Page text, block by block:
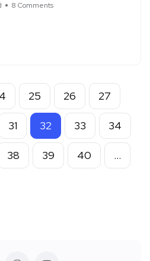
8 Comments
25 26 27
31 32 33 34
38 39 40 ...